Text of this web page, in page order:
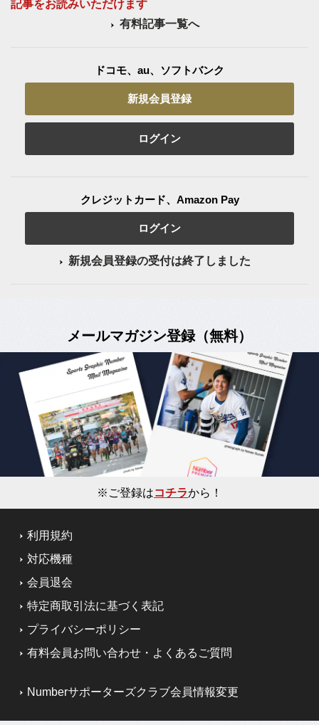
記事をお読みいただけます
有料記事一覧へ
ドコモ、au、ソフトバンク
新規会員登録
ログイン
クレジットカード、Amazon Pay
ログイン
新規会員登録の受付は終了しました
メールマガジン登録（無料）
※ご登録はコチラから！
利用規約
対応機種
会員退会
特定商取引法に基づく表記
プライバシーポリシー
有料会員お問い合わせ・よくあるご質問
Numberサポーターズクラブ会員情報変更